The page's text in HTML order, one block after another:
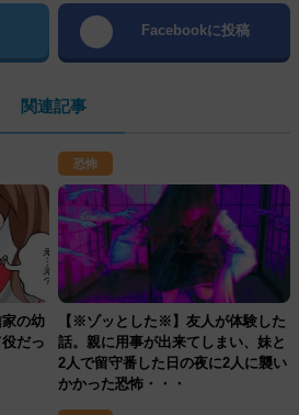
Facebookに投稿
関連記事
の幼
だっ
恐怖
【※ゾッとした※】友人が体験した
話。親に用事が出来てしまい、妹と
2人で留守番した日の夜に2人に襲い
かかった恐怖・・・